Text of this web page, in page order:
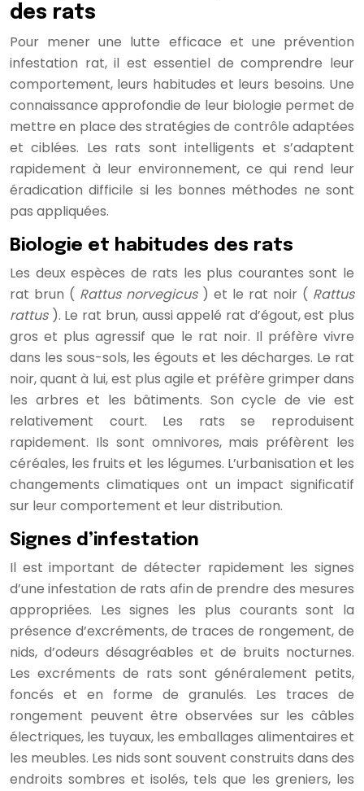
des rats
Pour mener une lutte efficace et une prévention
infestation rat, il est essentiel de comprendre leur
comportement, leurs habitudes et leurs besoins. Une
connaissance approfondie de leur biologie permet de
mettre en place des stratégies de contrôle adaptées
et ciblées. Les rats sont intelligents et s’adaptent
rapidement à leur environnement, ce qui rend leur
éradication difficile si les bonnes méthodes ne sont
pas appliquées.
Biologie et habitudes des rats
Les deux espèces de rats les plus courantes sont le
rat brun ( Rattus norvegicus ) et le rat noir ( Rattus
rattus ). Le rat brun, aussi appelé rat d’égout, est plus
gros et plus agressif que le rat noir. Il préfère vivre
dans les sous-sols, les égouts et les décharges. Le rat
noir, quant à lui, est plus agile et préfère grimper dans
les arbres et les bâtiments. Son cycle de vie est
relativement court. Les rats se reproduisent
rapidement. Ils sont omnivores, mais préfèrent les
céréales, les fruits et les légumes. L’urbanisation et les
changements climatiques ont un impact significatif
sur leur comportement et leur distribution.
Signes d’infestation
Il est important de détecter rapidement les signes
d’une infestation de rats afin de prendre des mesures
appropriées. Les signes les plus courants sont la
présence d’excréments, de traces de rongement, de
nids, d’odeurs désagréables et de bruits nocturnes.
Les excréments de rats sont généralement petits,
foncés et en forme de granulés. Les traces de
rongement peuvent être observées sur les câbles
électriques, les tuyaux, les emballages alimentaires et
les meubles. Les nids sont souvent construits dans des
endroits sombres et isolés, tels que les greniers, les